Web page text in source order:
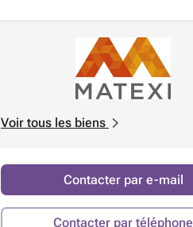
Voir tous les biens
Contacter par e-mail
Contacter par téléphone